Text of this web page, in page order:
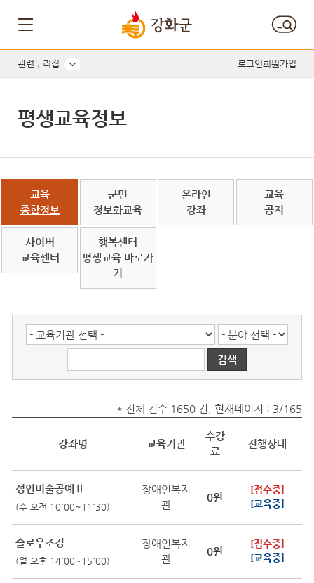
관련누리집 로그인회원가입
평생교육정보
교육
종합정보
군민
정보화교육
온라인
강좌
교육
공지
사이버
교육센터
행복센터
평생교육 바로가
기
* 전체 건수 1650 건, 현재페이지 : 3/165
강좌명 교육기관
수강
료
진행상태
성인미술공예Ⅱ
(수 오전 10:00~11:30)
장애인복지
관
0원
[접수중]
[교육중]
슬로우조깅
(월 오후 14:00~15:00)
장애인복지
관
0원
[접수중]
[교육중]